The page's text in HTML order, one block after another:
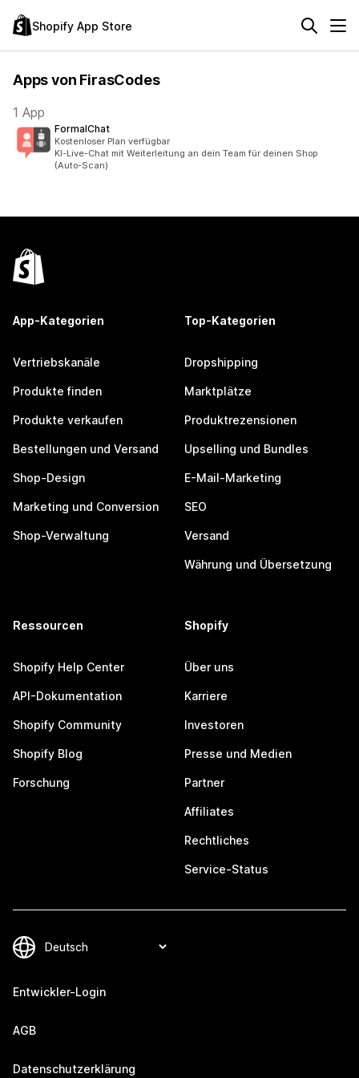
Shopify App Store
Apps von FirasCodes
1 App
FormalChat
Kostenloser Plan verfügbar
KI-Live-Chat mit Weiterleitung an dein Team für deinen Shop
(Auto-Scan)
App-Kategorien
Vertriebskanäle
Produkte finden
Produkte verkaufen
Bestellungen und Versand
Shop-Design
Marketing und Conversion
Shop-Verwaltung
Top-Kategorien
Dropshipping
Marktplätze
Produktrezensionen
Upselling und Bundles
E-Mail-Marketing
SEO
Versand
Währung und Übersetzung
Ressourcen
Shopify Help Center
API-Dokumentation
Shopify Community
Shopify Blog
Forschung
Shopify
Über uns
Karriere
Investoren
Presse und Medien
Partner
Affiliates
Rechtliches
Service-Status
Entwickler-Login
AGB
Datenschutzerklärung